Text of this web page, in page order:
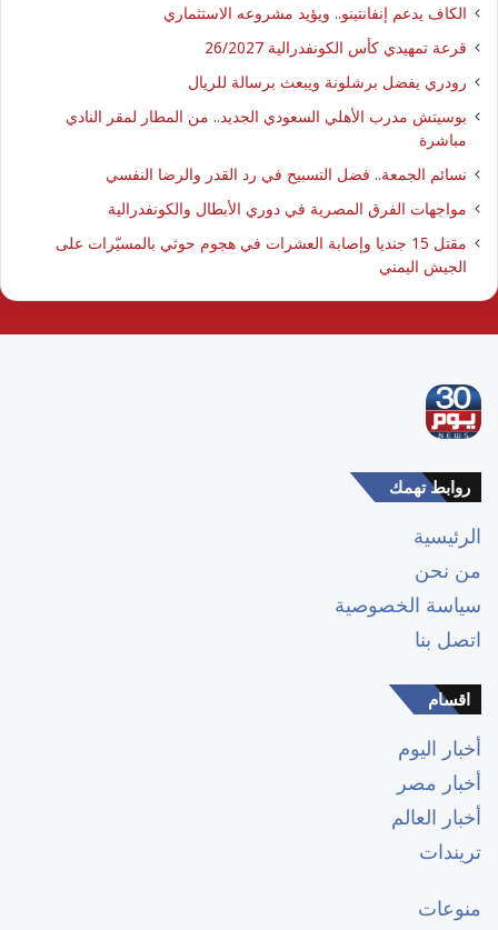
الكاف يدعم إنفانتينو.. ويؤيد مشروعه الاستثماري
قرعة تمهيدي كأس الكونفدرالية 26/2027
رودري يفضل برشلونة ويبعث برسالة للريال
بوسيتش مدرب الأهلي السعودي الجديد.. من المطار لمقر النادي
مباشرة
نسائم الجمعة.. فضل التسبيح في رد القدر والرضا النفسي
مواجهات الفرق المصرية في دوري الأبطال والكونفدرالية
مقتل 15 جنديا وإصابة العشرات في هجوم حوثي بالمسيّرات على
الجيش اليمني
روابط تهمك
الرئيسية
من نحن
سياسة الخصوصية
اتصل بنا
اقسام
أخبار اليوم
أخبار مصر
أخبار العالم
تريندات
منوعات